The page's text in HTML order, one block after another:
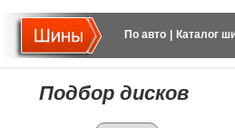
По авто Каталог
Подбор дисков